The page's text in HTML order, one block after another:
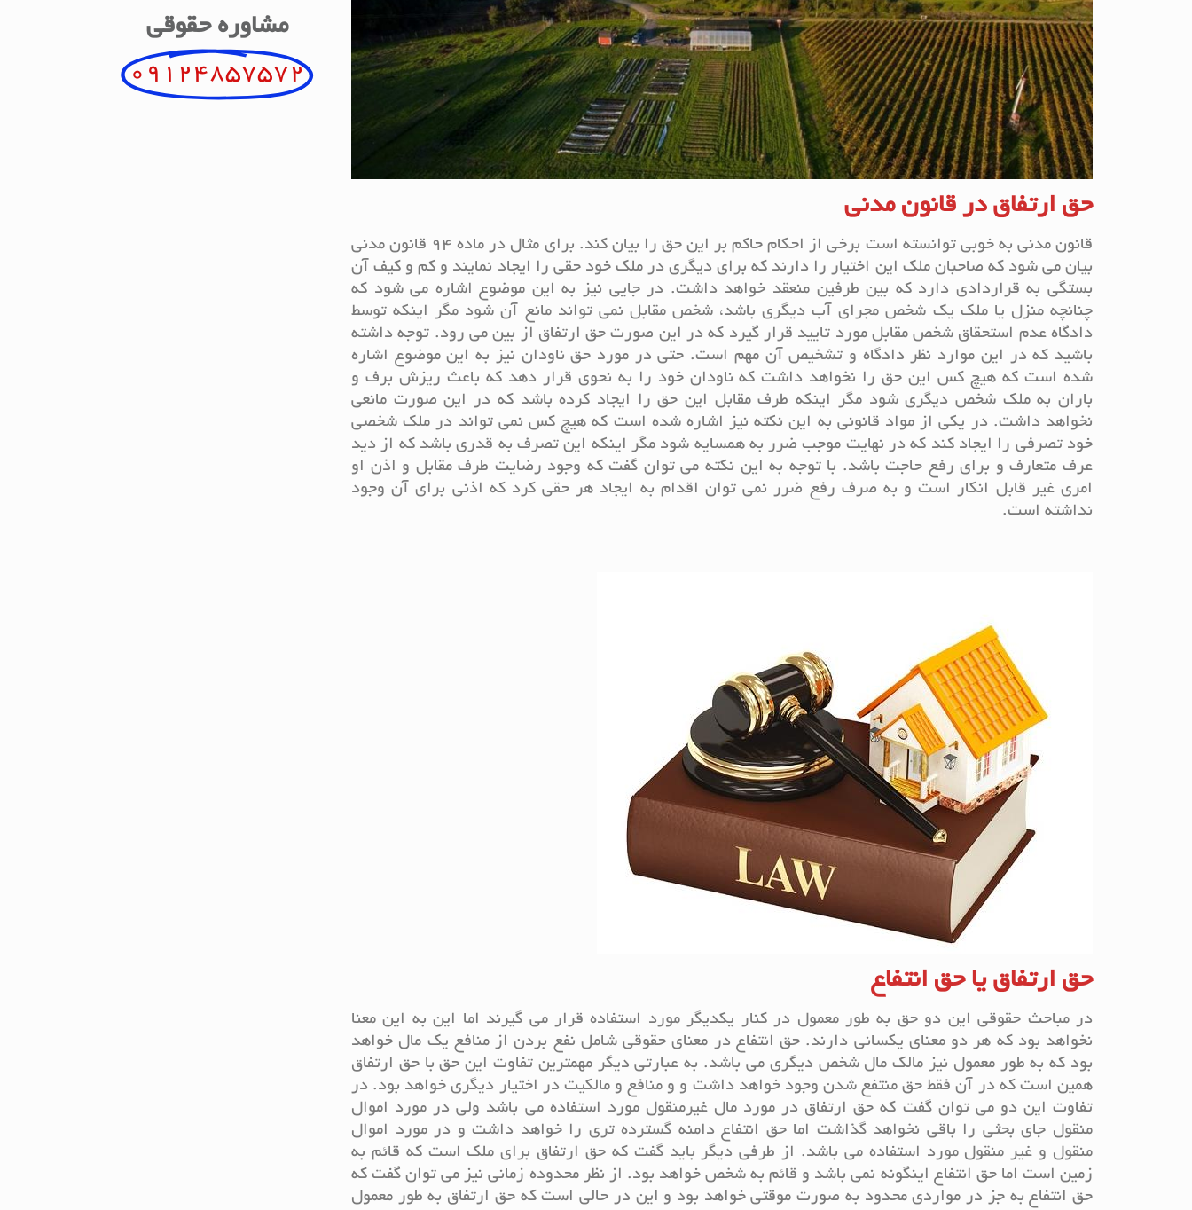
حق ارتفاق در قانون مدنی
قانون مدنی به خوبی توانسته است برخی از احکام حاکم بر این حق را بیان کند. برای مثال در ماده 94 قانون مدنی
بیان می شود که صاحبان ملک این اختیار را دارند که برای دیگری در ملک خود حقی را ایجاد نمایند و کم و کیف آن
بستگی به قراردادی دارد که بین طرفین منعقد خواهد داشت. در جایی نیز به این موضوع اشاره می شود که
چنانچه منزل یا ملک یک شخص مجرای آب دیگری باشد، شخص مقابل نمی تواند مانع آن شود مگر اینکه توسط
دادگاه عدم استحقاق شخص مقابل مورد تایید قرار گیرد که در این صورت حق ارتفاق از بین می رود. توجه داشته
باشید که در این موارد نظر دادگاه و تشخیص آن مهم است. حتی در مورد حق ناودان نیز به این موضوع اشاره
شده است که هیچ کس این حق را نخواهد داشت که ناودان خود را به نحوی قرار دهد که باعث ریزش برف و
باران به ملک شخص دیگری شود مگر اینکه طرف مقابل این حق را ایجاد کرده باشد که در این صورت مانعی
نخواهد داشت. در یکی از مواد قانونی به این نکته نیز اشاره شده است که هیچ کس نمی تواند در ملک شخصی
خود تصرفی را ایجاد کند که در نهایت موجب ضرر به همسایه شود مگر اینکه این تصرف به قدری باشد که از دید
عرف متعارف و برای رفع حاجت باشد. با توجه به این نکته می توان گفت که وجود رضایت طرف مقابل و اذن او
امری غیر قابل انکار است و به صرف رفع ضرر نمی توان اقدام به ایجاد هر حقی کرد که اذنی برای آن وجود
نداشته است.
حق ارتفاق یا حق انتفاع
در مباحث حقوقی این دو حق به طور معمول در کنار یکدیگر مورد استفاده قرار می گیرند اما این به این معنا
نخواهد بود که هر دو معنای یکسانی دارند. حق انتفاع در معنای حقوقی شامل نفع بردن از منافع یک مال خواهد
بود که به طور معمول نیز مالک مال شخص دیگری می باشد. به عبارتی دیگر مهمترین تفاوت این حق با حق ارتفاق
همین است که در آن فقط حق منتفع شدن وجود خواهد داشت و و منافع و مالکیت در اختیار دیگری خواهد بود. در
تفاوت این دو می توان گفت که حق ارتفاق در مورد مال غیرمنقول مورد استفاده می باشد ولی در مورد اموال
منقول جای بحثی را باقی نخواهد گذاشت اما حق انتفاع دامنه گسترده تری را خواهد داشت و در مورد اموال
منقول و غیر منقول مورد استفاده می باشد. از طرفی دیگر باید گفت که حق ارتفاق برای ملک است که قائم به
زمین است اما حق انتفاع اینگونه نمی باشد و قائم به شخص خواهد بود. از نظر محدوده زمانی نیز می توان گفت که
حق انتفاع به جز در مواردی محدود به صورت موقتی خواهد بود و این در حالی است که حق ارتفاق به طور معمول
مشاوره حقوقی
09124857572